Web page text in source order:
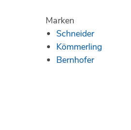
Marken
Schneider
Kömmerling
Bernhofer